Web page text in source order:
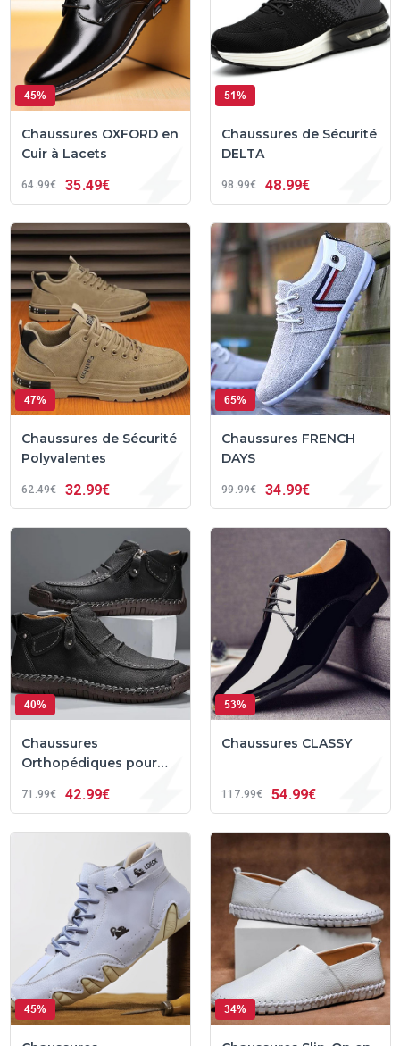
45%
Chaussures OXFORD en
Cuir à Lacets
64 99€ 35 49€
51%
Chaussures de Sécurité
DELTA
98 99€ 48 99€
47%
Chaussures de Sécurité
Polyvalentes
62 49€ 32 99€
65%
Chaussures FRENCH
DAYS
99 99€ 34 99€
40%
Chaussures
Orthopédiques pour
Ergonomique et au
71 99€ 42 99€
53%
Chaussures CLASSY
117 99€ 54 99€
45% 34%